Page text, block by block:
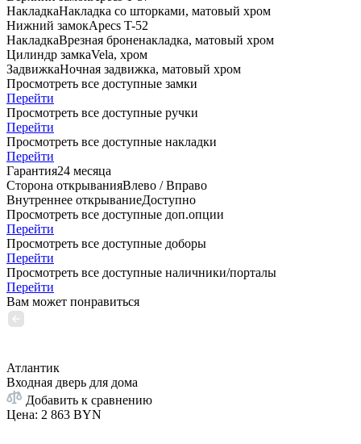
НакладкаНакладка со шторками, матовый хром
Нижний замокApecs T-52
НакладкаВрезная броненакладка, матовый хром
Цилиндр замкаVela, хром
ЗадвижкаНочная задвижка, матовый хром
Просмотреть все доступные замки
Перейти
Просмотреть все доступные ручки
Перейти
Просмотреть все доступные накладки
Перейти
Гарантия24 месяца
Сторона открыванияВлево / Вправо
Внутреннее открываниеДоступно
Просмотреть все доступные доп.опции
Перейти
Просмотреть все доступные доборы
Перейти
Просмотреть все доступные наличники/порталы
Перейти
Вам может понравиться
Атлантик
Входная дверь для дома
Добавить к сравнению
Цена: 2 863 BYN